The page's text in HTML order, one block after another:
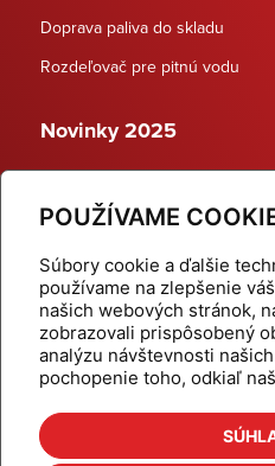
POUŽÍVAME
Súbory cookie a ďalšie
používame na zlepšenie
našich webových stránok,
zobrazovali prispôsobený
analýzu návštevnosti
pochopenie toho, odkiaľ
Doprava paliva do skladu
Rozdeľovač pre pitnú vodu
Novinky 2025
Dynamické termostatické ventily
Domov
Aktuality
Kalkulačky
Na stiahnutie